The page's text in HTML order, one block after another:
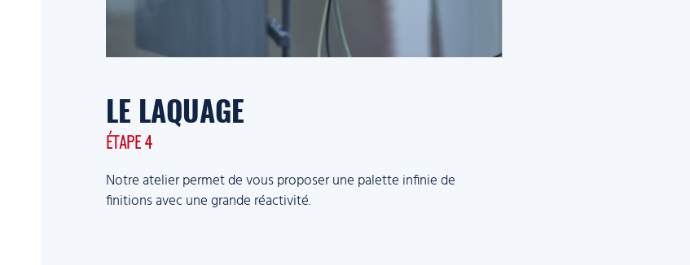
LE LAQUAGE
ÉTAPE 4
Notre atelier permet de vous proposer une palette infinie de
finitions avec une grande réactivité.